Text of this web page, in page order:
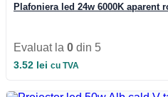
Plafoniera led 24w 6000K aparent
Evaluat la 0 din 5
3.52 lei cu TVA